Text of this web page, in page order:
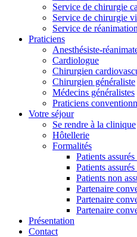
Service de chirurgie
Service de chirurgie
Service de
Praticiens
Anesthésiste-
Cardiologue
Chirurgien
Chirurgien généraliste
Médecins généralistes
Praticiens
Votre séjour
Se rendre à la clinique
Hôtellerie
Formalités
Patients
Patients
Patients non
Partenaire
Partenaire
Partenaire
Présentation
Contact